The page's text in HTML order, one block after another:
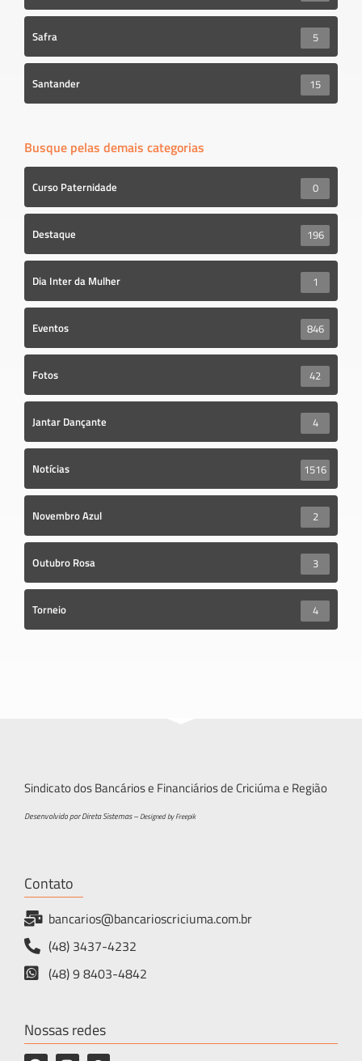
Safra 5
Santander 15
Busque pelas demais categorias
Curso Paternidade 0
Destaque 196
Dia Inter da Mulher 1
Eventos 846
Fotos 42
Jantar Dançante 4
Notícias 1516
Novembro Azul 2
Outubro Rosa 3
Torneio 4
Sindicato dos Bancários e Financiários de Criciúma e Região
Desenvolvido por Direta Sistemas –Designed by Freepik
Contato
bancarios@bancarioscriciuma.com.br
(48) 3437-4232
(48) 9 8403-4842
Nossas redes